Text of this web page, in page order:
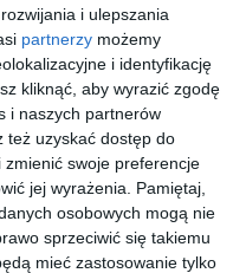
i ulepszania
partnerzy możemy
i identyfikację
kliknąć, aby wyrazić zgodę
i naszych partnerów
też uzyskać dostęp do
zmienić swoje preferencje
jej wyrażenia.
Pamiętaj,
osobowych mogą nie
sprzeciwić się takiemu
mieć zastosowanie tylko
na terenie FSO. "Bez
pół miasta stanie"
które bez mostu
całkowicie sparaliżować
oraz Bródno - to
tej części
radni zgodzili się na
osiedla w trybie "lex
dawnej Fabryki
Wielu
prawobrzeżnej Warszawy
przeprawy, podczas
temu zdecydowanie